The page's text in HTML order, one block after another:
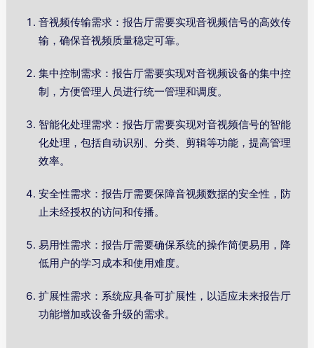
音视频传输需求：报告厅需要实现音视频信号的高效传
输，确保音视频质量稳定可靠。
集中控制需求：报告厅需要实现对音视频设备的集中控
制，方便管理人员进行统一管理和调度。
智能化处理需求：报告厅需要实现对音视频信号的智能
化处理，包括自动识别、分类、剪辑等功能，提高管理
效率。
安全性需求：报告厅需要保障音视频数据的安全性，防
止未经授权的访问和传播。
易用性需求：报告厅需要确保系统的操作简便易用，降
低用户的学习成本和使用难度。
扩展性需求：系统应具备可扩展性，以适应未来报告厅
功能增加或设备升级的需求。